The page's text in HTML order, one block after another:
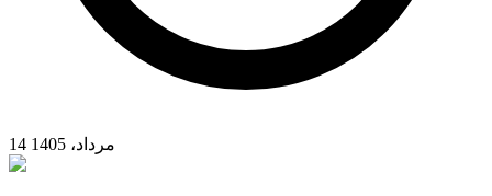
14 مرداد، 1405